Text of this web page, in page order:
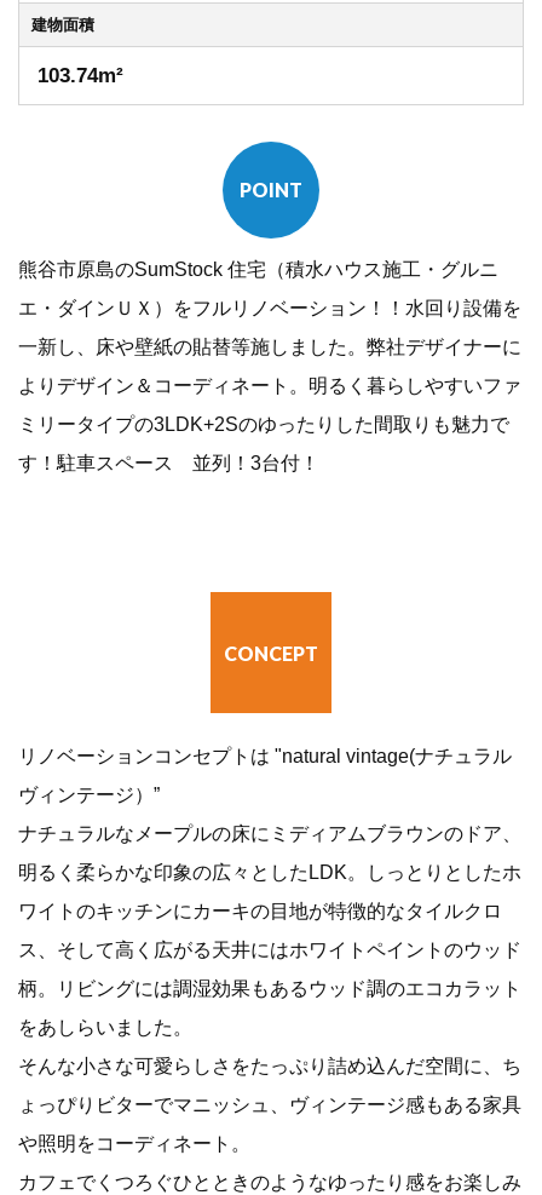
建物面積
103.74m²
POINT
熊谷市原島のSumStock 住宅（積水ハウス施工・グルニ
エ・ダインＵＸ）をフルリノベーション！！水回り設備を
一新し、床や壁紙の貼替等施しました。弊社デザイナーに
よりデザイン＆コーディネート。明るく暮らしやすいファ
ミリータイプの3LDK+2Sのゆったりした間取りも魅力で
す！駐車スペース 並列！3台付！
CONCEPT
リノベーションコンセプトは "natural vintage(ナチュラル
ヴィンテージ）”
ナチュラルなメープルの床にミディアムブラウンのドア、
明るく柔らかな印象の広々としたLDK。しっとりとしたホ
ワイトのキッチンにカーキの目地が特徴的なタイルクロ
ス、そして高く広がる天井にはホワイトペイントのウッド
柄。リビングには調湿効果もあるウッド調のエコカラット
をあしらいました。
そんな小さな可愛らしさをたっぷり詰め込んだ空間に、ち
ょっぴりビターでマニッシュ、ヴィンテージ感もある家具
や照明をコーディネート。
カフェでくつろぐひとときのようなゆったり感をお楽しみ